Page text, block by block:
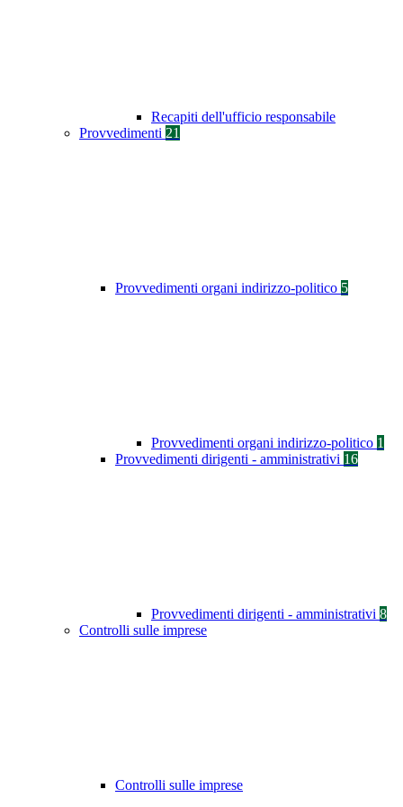
Recapiti dell'ufficio responsabile
Provvedimenti 21
Provvedimenti organi indirizzo-politico 5
Provvedimenti organi indirizzo-politico 1
Provvedimenti dirigenti - amministrativi 16
Provvedimenti dirigenti - amministrativi 8
Controlli sulle imprese
Controlli sulle imprese